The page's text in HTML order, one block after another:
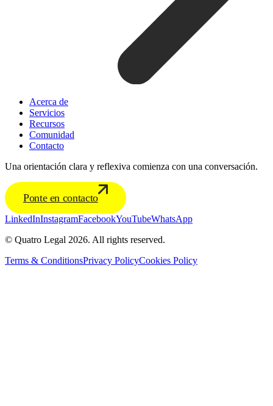
Acerca de
Servicios
Recursos
Comunidad
Contacto
Una orientación clara y reflexiva comienza con una conversación.
Ponte en contacto
LinkedInInstagramFacebookYouTubeWhatsApp
© Quatro Legal 2026. All rights reserved.
Terms & ConditionsPrivacy PolicyCookies Policy